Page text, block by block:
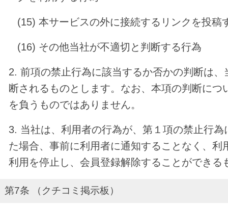
(15) 本サービスの外に接続するリンクを投稿
(16) その他当社が不適切と判断する行為
2. 前項の禁止行為に該当するか否かの判断は
断されるものとします。なお、本項の判断につ
を負うものではありません。
3. 当社は、利用者の行為が、第１項の禁止行
た場合、事前に利用者に通知することなく、利
利用を停止し、会員登録解除することができる
第7条 （クチコミ掲示板）